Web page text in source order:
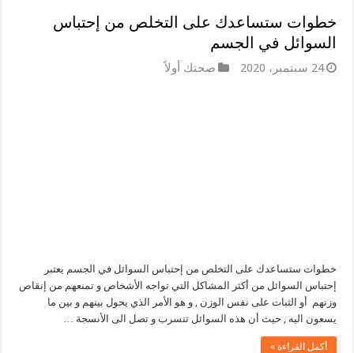
خطوات ستساعدك على التخلص من إحتباس
السوائل في الجسم
24 سبتمبر، 2020 صحتك أولاً
خطوات ستساعدك على التخلص من إحتباس السوائل في الجسم يعتبر
إحتباس السوائل من أكثر المشاكل التي تواجه الأشخاص و تمنعهم من إنقاص
وزنهم أو الثبات على نفس الوزن , و هو الأمر الذي يحول بينهم و بين ما
يسعون اليه , حيث أن هذه السوائل تتسرب و تصل الى الأنسجة …
أكمل القراءة »